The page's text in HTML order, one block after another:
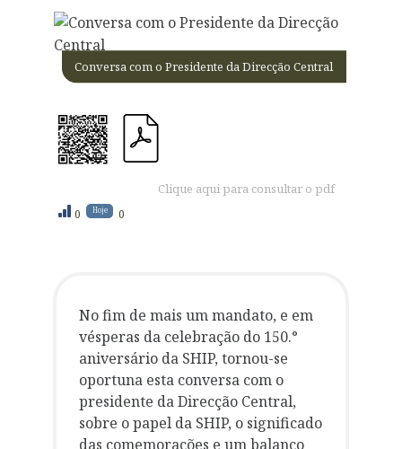
Conversa com o Presidente da Direcção Central
Clique aqui para consultar o pdf
0 Hoje 0
No fim de mais um mandato, e em
vésperas da celebração do 150.°
aniversário da SHIP, tornou-se
oportuna esta conversa com o
presidente da Direcção Central,
sobre o papel da SHIP, o significado
das comemorações e um balanço